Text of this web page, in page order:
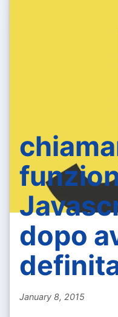
dopo
January 8, 2015